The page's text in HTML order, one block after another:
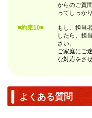
からのご質
ってしっか
■約束10■
もし、担当
したら、担
さい。
ご家庭にご
な対応をさ
よくある質問